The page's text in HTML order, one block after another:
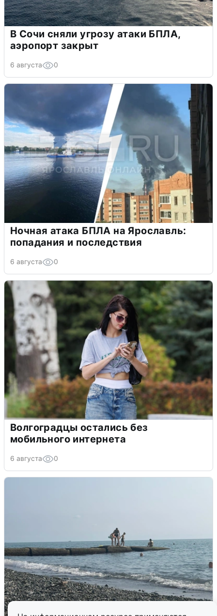
В Сочи сняли угрозу атаки БПЛА,
аэропорт закрыт
6 августа 0
Ночная атака БПЛА на Ярославль:
попадания и последствия
6 августа 0
Волгоградцы остались без
мобильного интернета
6 августа 0